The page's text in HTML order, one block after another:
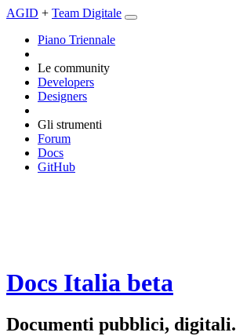
AGID + Team Digitale
Piano Triennale
Le community
Developers
Designers
Gli strumenti
Forum
Docs
GitHub
Docs Italia beta
Documenti pubblici, digitali.